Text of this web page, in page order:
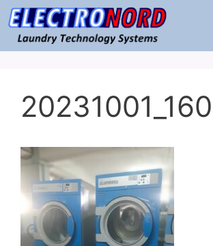
Μετάβαση
σε
περιεχόμενο